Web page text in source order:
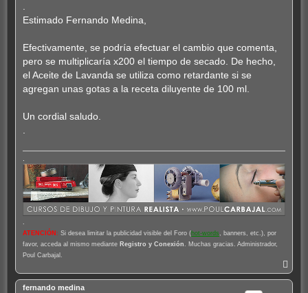
a
.
Estimado Fernando Medina,
Efectivamente, se podría efectuar el cambio que comenta,
pero se multiplicaría x200 el tiempo de secado. De hecho,
el Aceite de Lavanda se utiliza como retardante si se
agregan unas gotas a la receta diluyente de 100 ml.
Un cordial saludo.
.
.
ATENCIÓN : Si desea limitar la publicidad visible del Foro (hot-words , banners, etc.), por
favor, acceda al mismo mediante Registro y Conexión . Muchas gracias. Administrador,
Poul Carbajal.
r
r
fernando medina